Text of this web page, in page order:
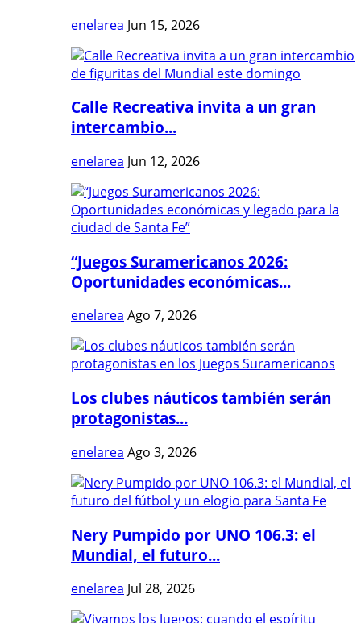
enelarea Jun 15, 2026
Calle Recreativa invita a un gran
intercambio...
enelarea Jun 12, 2026
“Juegos Suramericanos 2026:
Oportunidades económicas...
enelarea Ago 7, 2026
Los clubes náuticos también serán
protagonistas...
enelarea Ago 3, 2026
Nery Pumpido por UNO 106.3: el
Mundial, el futuro...
enelarea Jul 28, 2026